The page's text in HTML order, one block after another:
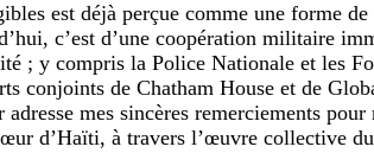
est déjà perçue comme une forme
c’est d’une coopération militaire
; y compris la Police Nationale et les
conjoints de Chatham House et de
mes sincères remerciements
d’Haïti, à travers l’œuvre collective